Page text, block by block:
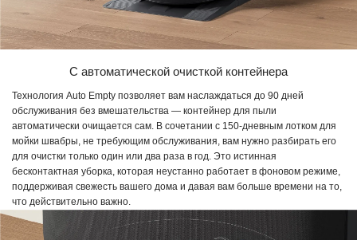
С автоматической очисткой контейнера
Технология Auto Empty позволяет вам наслаждаться до 90 дней
обслуживания без вмешательства — контейнер для пыли
автоматически очищается сам. В сочетании с 150-дневным лотком для
мойки швабры, не требующим обслуживания, вам нужно разбирать его
для очистки только один или два раза в год. Это истинная
бесконтактная уборка, которая неустанно работает в фоновом режиме,
поддерживая свежесть вашего дома и давая вам больше времени на то,
что действительно важно.